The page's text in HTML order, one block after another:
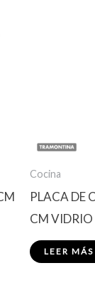
Cocina
PLACA DE
CM VIDRIO
LEER MÁS